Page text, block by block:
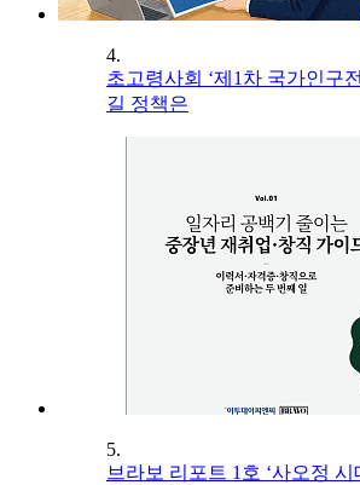
4.
초고령사회 ‘제1차 국가인구
길 정책은
5.
브라보 리포트 1호 ‘사오정 시